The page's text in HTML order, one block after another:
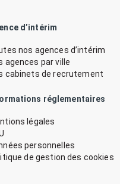
d’intérim
nos agences d’intérim
agences par ville
cabinets de recrutement
réglementaires
légales
personnelles
de gestion des cookies